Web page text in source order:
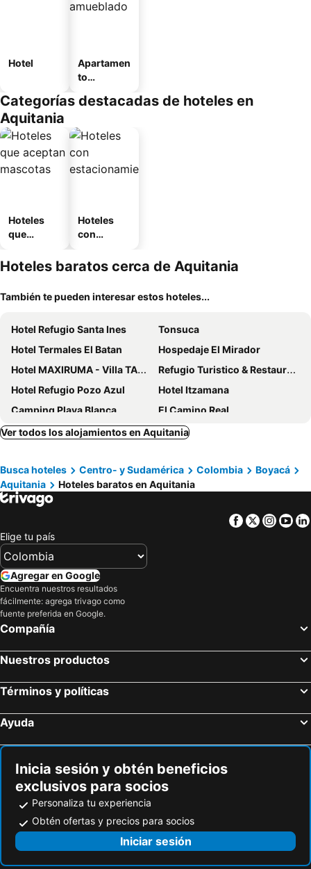
Hotel
Apartamen
to
o
Categorías destacadas de hoteles en
Aquitania
Hoteles
que
mascotas
Hoteles
con
miento
Hoteles baratos cerca de Aquitania
También te pueden interesar estos hoteles...
Hotel Refugio Santa Ines
Tonsuca
Hotel Termales El Batan
Hospedaje El Mirador
Hotel MAXIRUMA - Villa TAMAUKA
Refugio Turistico & Restaurante Dylam
Hotel Refugio Pozo Azul
Hotel Itzamana
Camping Playa Blanca
El Camino Real
Posada el portal de la Loma
Posada Turistica Altamisal
Hotel Rocamonti
Hotel Hacienda El Aserrio
La Casona Nuñez
Hotel Iraca
Casitas Barro
Chiamox Glamping
Big Day Hotels - Lago de Tota
Rocaslindas
Los Delfines
Ciudad De Las Aguas
Casa San Luis
Ver todos los alojamientos en Aquitania
Busca hoteles Centro- y Sudamérica Colombia
Boyacá
Aquitania
Hoteles baratos en Aquitania
Facebook
Twitter
Elige tu país
Agregar en Google
Encuentra nuestros resultados
fácilmente: agrega trivago como
fuente preferida en Google.
Compañía
Nuestros productos
Términos y políticas
Ayuda
Inicia sesión y obtén beneficios
exclusivos para socios
Personaliza tu experiencia
Obtén ofertas y precios para socios
Iniciar sesión